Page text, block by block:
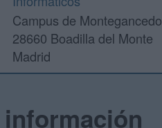
Campus de Montegancedo
28660 Boadilla del Monte
Madrid